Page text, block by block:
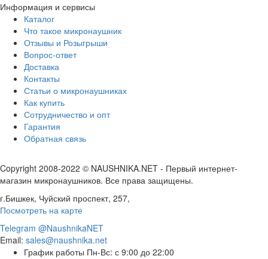
Информация и сервисы
Каталог
Что такое микронаушник
Отзывы и Розыгрыши
Вопрос-ответ
Доставка
Контакты
Статьи о микронаушниках
Как купить
Сотрудничество и опт
Гарантия
Обратная связь
Copyright 2008-2022 © NAUSHNIKA.NET - Первый интернет-
магазин микронаушников. Все права защищены.
г.Бишкек, Чуйский проспект, 257,
Посмотреть на карте
Telegram @NaushnikaNET
Email: sales@naushnika.net
График работы Пн-Вс: с 9:00 до 22:00